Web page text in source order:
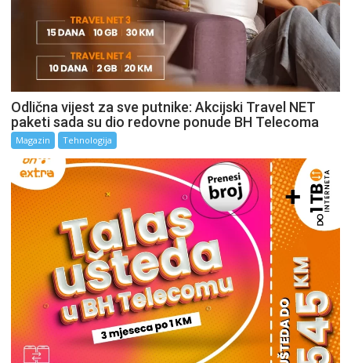
Odlična vijest za sve putnike: Akcijski Travel NET
paketi sada su dio redovne ponude BH Telecoma
Magazin Tehnologija